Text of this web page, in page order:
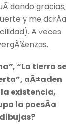
dando gracias,
y me darÃ­a
A veces
“La tierra se
aÃ±aden
existencia,
la poesÃ­a